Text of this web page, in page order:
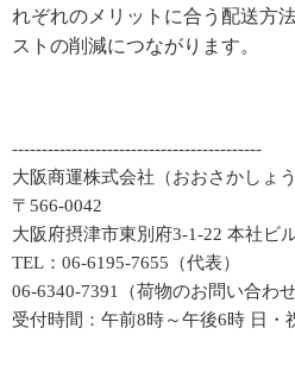
れぞれのメリットに合う配送方
ストの削減につながります。
------------------------------------------
大阪商運株式会社（おおさかしょう
〒566-0042
大阪府摂津市東別府3-1-22 本社ビ
TEL：06-6195-7655（代表）
06-6340-7391（荷物のお問い合わせ
受付時間：午前8時～午後6時 日・